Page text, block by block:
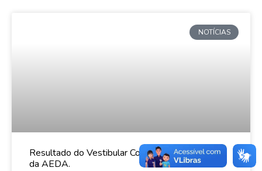
NOTÍCIAS
Resultado do Vestibular Complementar 2026.2
da AEDA.